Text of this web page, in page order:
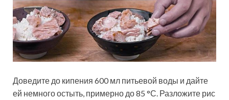
Доведите до кипения 600 мл питьевой воды и дайте
ей немного остыть, примерно до 85 °С. Разложите рис